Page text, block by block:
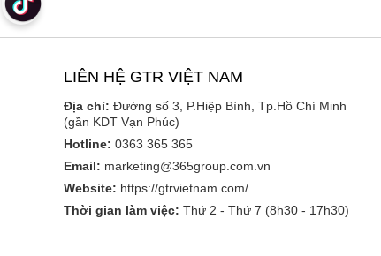
LIÊN HỆ GTR VIỆT NAM
Địa chỉ: Đường số 3, P.Hiệp Bình, Tp.Hồ Chí Minh
(gần KDT Vạn Phúc)
Hotline: 0363 365 365
Email: marketing@365group.com.vn
Website: https://gtrvietnam.com/
Thời gian làm việc: Thứ 2 - Thứ 7 (8h30 - 17h30)